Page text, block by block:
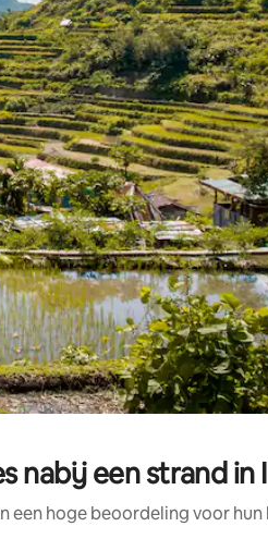
en omlaag, óf door te tikken
nabij een strand in
hoge beoordeling voor